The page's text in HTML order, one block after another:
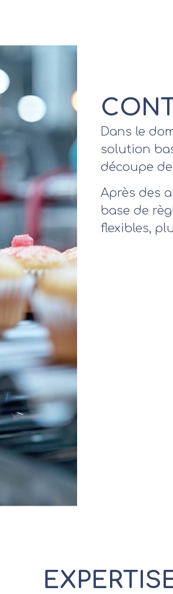
Dans le
solution
découpe
Après des
base de
flexibles,